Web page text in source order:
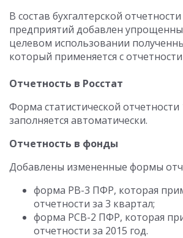
В состав бухгалтерской
предприятий добавлен
целевом использовании
который применяется с отчетности
Отчетность в Росстат
Форма статистической
заполняется автоматически.
Отчетность в фонды
Добавлены измененные формы
форма РВ-3 ПФР, которая
отчетности за 3 квартал;
форма РСВ-2 ПФР, которая
отчетности за 2015 год.